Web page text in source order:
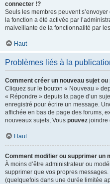
connecter !?
Seuls les membres peuvent
la fonction a été activée par
malveillante de la fonctionnalité par
Haut
Problèmes liés à la
Comment créer un nouveau sujet
Cliquez sur le bouton « Nouveau »
« Répondre » depuis la page d’un
enregistré pour écrire un message.
affichée en bas de page des forums,
nouveaux sujets, Vous pouvez joindre
Haut
Comment modifier ou supprimer un
À moins d’être administrateur ou
supprimer que vos propres
(quelquefois dans une durée limitée